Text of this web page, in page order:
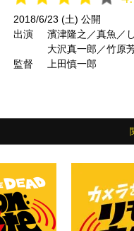
2018/6/23 (土) 公開
出演
濱津隆之／真魚／
大沢真一郎／竹原
監督
上田慎一郎